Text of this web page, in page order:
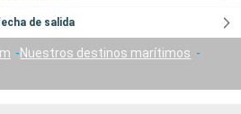
de salida
Nuestros destinos marítimos